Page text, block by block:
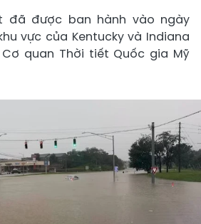
đã được ban hành vào ngày
vực của Kentucky và Indiana
quan Thời tiết Quốc gia Mỹ